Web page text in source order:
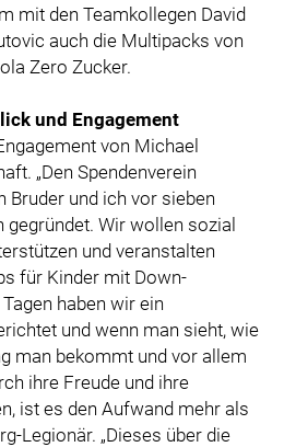
mit den Teamkollegen David
auch die Multipacks von
Zero Zucker.
und Engagement
von Michael
„Den Spendenverein
Bruder und ich vor sieben
gegründet. Wir wollen sozial
und veranstalten
für Kinder mit Down-
haben wir ein
und wenn man sieht, wie
man bekommt und vor allem
ihre Freude und ihre
ist es den Aufwand mehr als
Legionär. „Dieses über die